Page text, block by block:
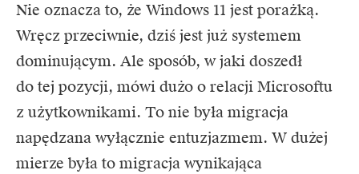
Nie oznacza to, że Windows 11 jest porażką.
Wręcz przeciwnie, dziś jest już systemem
dominującym. Ale sposób, w jaki doszedł
do tej pozycji, mówi dużo o relacji Microsoftu
z użytkownikami. To nie była migracja
napędzana wyłącznie entuzjazmem. W dużej
mierze była to migracja wynikająca